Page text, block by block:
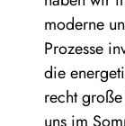
moderne
Prozesse
die
recht